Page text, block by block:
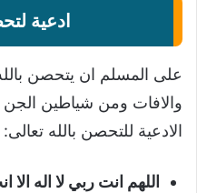
ادعية
على المسلم ان يتحصن
والافات ومن شياطين
الادعية للتحصن بالله تعالى:
اللهم انت ربي لا اله